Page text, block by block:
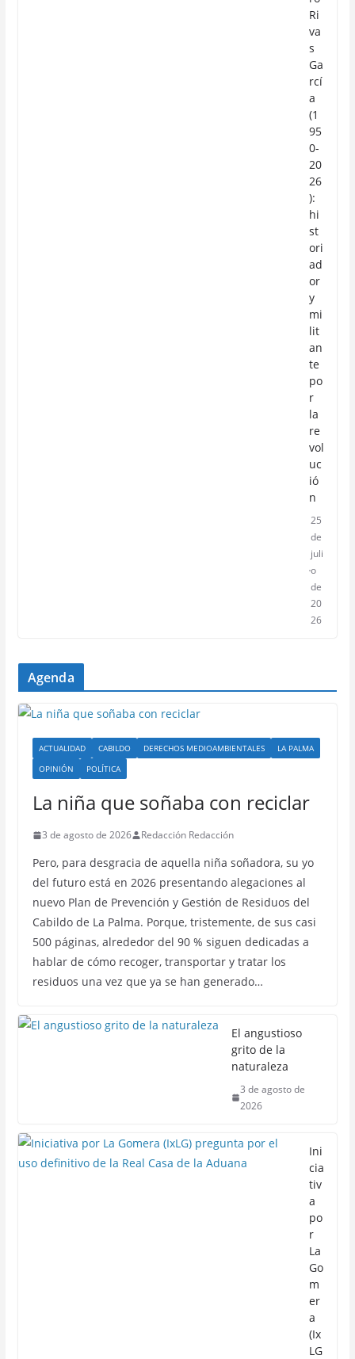
Ri
va
s
Ga
rcí
a
(1
95
0-
20
26
):
hi
st
ori
ad
or
y
mi
lit
an
te
po
r
la
re
vol
uc
ió
n
25
de
juli
o
de
20
26
Agenda
ACTUALIDAD CABILDO DERECHOS MEDIOAMBIENTALES
LA PALMA
OPINIÓN
POLÍTICA
La niña que soñaba con reciclar
3 de agosto de 2026 Redacción Redacción
Pero, para desgracia de aquella niña soñadora, su yo
del futuro está en 2026 presentando alegaciones al
nuevo Plan de Prevención y Gestión de Residuos del
Cabildo de La Palma. Porque, tristemente, de sus casi
500 páginas, alrededor del 90 % siguen dedicadas a
hablar de cómo recoger, transportar y tratar los
residuos una vez que ya se han generado…
El angustioso
grito de la
naturaleza
3 de agosto de
2026
Ini
cia
tiv
a
po
r
La
Go
m
er
a
(Ix
LG